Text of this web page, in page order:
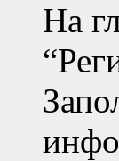
На